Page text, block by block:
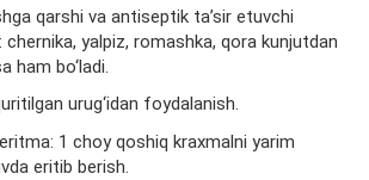
qarshi va antiseptik ta’sir etuvchi
chernika, yalpiz, romashka, qora kunjutdan
ham bo‘ladi.
urug‘idan foydalanish.
1 choy qoshiq kraxmalni yarim
eritib berish.